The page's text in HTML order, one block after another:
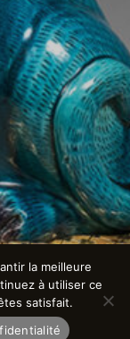
la meilleure
à utiliser ce
satisfait.